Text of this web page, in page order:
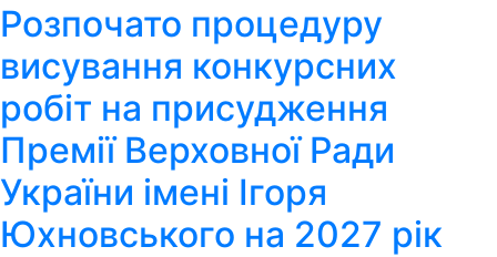
Розпочато процедуру
висування конкурсних
робіт на присудження
Премії Верховної Ради
України імені Ігоря
Юхновського на 2027 рік